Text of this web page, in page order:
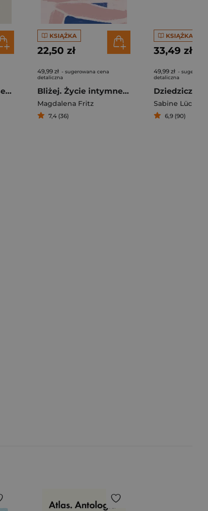
Nagomi. Japoński sekret życia w harmonii
KSIĄŻKA
22,50 zł
49,99 zł - sugerowana cena
detaliczna
Bliżej. Życie intymne bez presji i w zgodzie ze sobą
Magdalena Fritz
7,4 (36)
KSIĄŻKA
33,49 zł
49,99 zł -
detaliczna
Sabine Lück
6,9 (90)